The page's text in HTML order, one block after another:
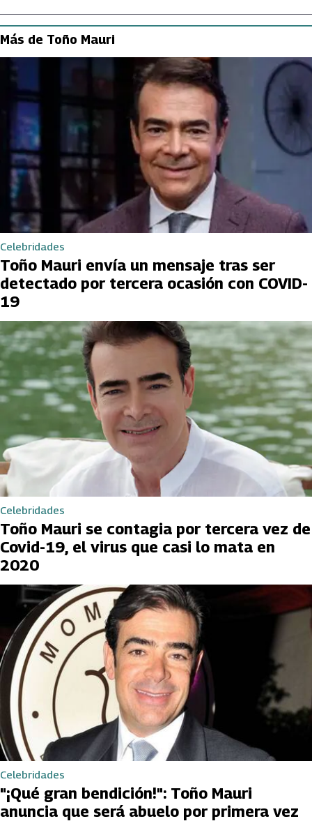
Más de Toño Mauri
Celebridades
Toño Mauri envía un mensaje tras ser
detectado por tercera ocasión con COVID-
19
Celebridades
Toño Mauri se contagia por tercera vez de
Covid-19, el virus que casi lo mata en
2020
Celebridades
"¡Qué gran bendición!": Toño Mauri
anuncia que será abuelo por primera vez